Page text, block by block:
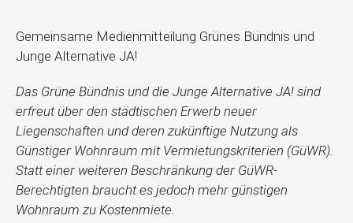
Gemeinsame Medienmitteilung Grünes Bündnis und
Junge Alternative JA!
Das Grüne Bündnis und die Junge Alternative JA! sind
erfreut über den städtischen Erwerb neuer
Liegenschaften und deren zukünftige Nutzung als
Günstiger Wohnraum mit Vermietungskriterien (GüWR).
Statt einer weiteren Beschränkung der GüWR-
Berechtigten braucht es jedoch mehr günstigen
Wohnraum zu Kostenmiete.